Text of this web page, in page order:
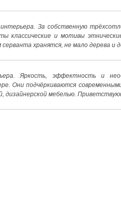
За собственную
классические и мотивы
хранятся, не мало дерева и
Яркость, эффектность и
Они подчёркиваются
дизайнерской мебелью.